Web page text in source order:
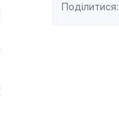
Поділитися: